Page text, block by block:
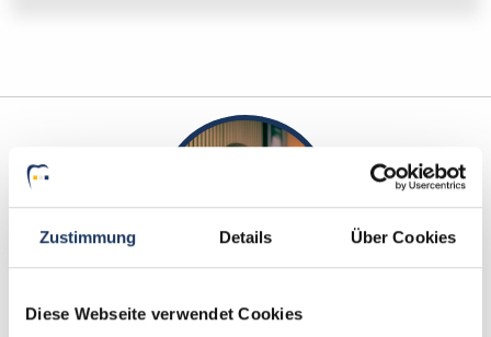
Zustimmung Details Über Cookies
Diese Webseite verwendet Cookies
Sarah Grützmacher